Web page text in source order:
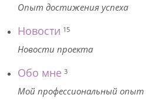
Опыт достижения успеха
Новости 15
Новости проекта
Обо мне 3
Мой профессиональный опыт